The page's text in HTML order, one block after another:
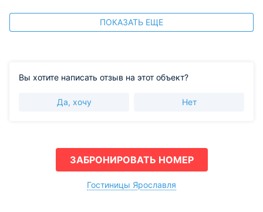
ПОКАЗАТЬ ЕЩЕ
Вы хотите написать отзыв на этот объект?
Да, хочу Нет
ЗАБРОНИРОВАТЬ НОМЕР
Гостиницы Ярославля